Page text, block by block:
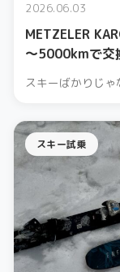
2026.06.03
METZELER
〜5000kmで交
スキーばかりじゃ
スキー試乗